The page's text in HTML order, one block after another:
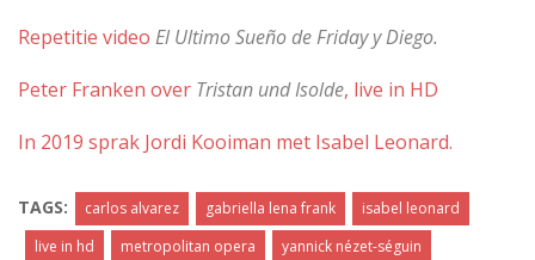
Repetitie video El Ultimo Sueño de Friday y Diego.
Peter Franken over Tristan und Isolde, live in HD
In 2019 sprak Jordi Kooiman met Isabel Leonard.
TAGS: carlos alvarez gabriella lena frank
isabel leonard
live in hd
metropolitan opera yannick nézet-séguin